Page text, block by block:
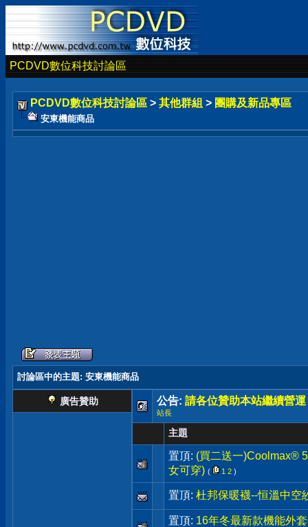
PCDVD數位科技討論區
PCDVD數位科技討論區 > 其他群組 > 團購及新品專區
安東機能商品
討論區中的主題: 安東機能商品
廣告贊助 公告: 請各位贊助本站繼續營運
站長
主題
置頂: (買二送一)Coolmax®
女可穿) ( 1 2 )
置頂: 杜邦保暖襪--恒溫中空
置頂: 16年冬最新款機能外